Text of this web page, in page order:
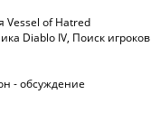
Vessel of Hatred
Diablo IV, Поиск игроков
- обсуждение